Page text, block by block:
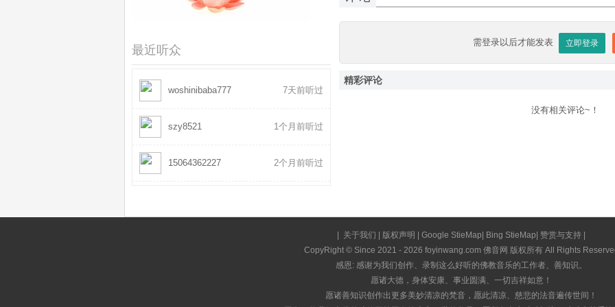
为了利他二足伸缩身
愿此普降无量诸妙雨
嗡 恩扎呢么康巴热玛热索哈
需登录以后才能发表 立即登录
精彩评论
没有相关评论~！
最近听众
woshinibaba777 7天前听过
szy8521 1个月前听过
15064362227 2个月前听过
| 关于我们 | 版权声明 | Google StieMap| Bing StieMap| 赞赏与支持 |
CopyRight © Since 2021 - 2026 foyinwang.com 佛音网 版权所有 All Rights
感恩: 感谢为我们创作、录制这么好听的佛教音乐的工作者、善知识。
愿诸大德，身体安康、事业圆满、一切吉祥如意！
愿诸善知识创作出更多美妙清凉的梵音，愿此清凉、慈悲的法音遍传世间！